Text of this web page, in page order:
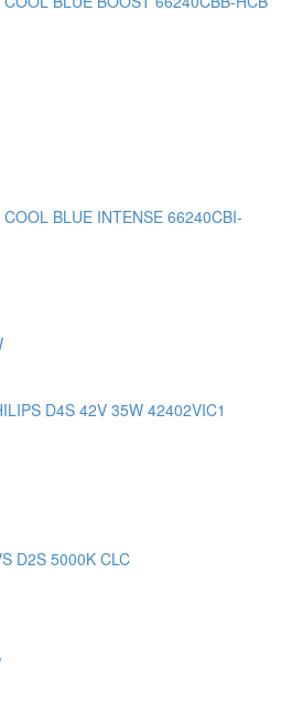
BLUE INTENSE 66240CBI-
D4S 42V 35W 42402VIC1
D2S 5000K CLC